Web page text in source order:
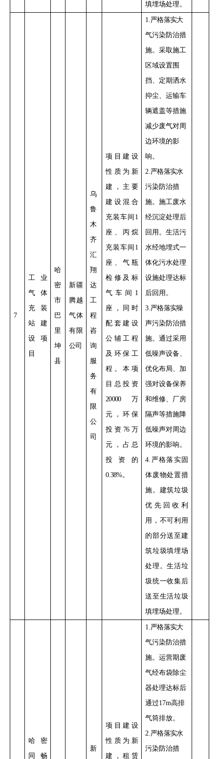
填埋场处理。
7
工业
气体
充装
站建
设项
目
哈
密
市
巴
里
坤
县
新疆
腾越
气体
有限
公司
乌
鲁
木
齐
汇
翔
达
工
程
咨
询
服
务
有
限
公
司
项目建设
性质 为新
建， 主要
建设混合
充装车间 1
座、丙烷
充装车间 1
座、气瓶
检修及标
气车间 1
座，同时
配套建设
公辅工程
及环保工
程。本项
目总投资
20000万
元，环保
投资 76万
元，占总
投资的
0.38%。
1.严格落实大
气污染防治措
施。采取施工
区域设置围
挡、定期洒水
抑尘、运输车
辆遮盖等措施
减少废气对周
边环境的影
响。
2.严格落实水
污染防治措
施。施工废水
经沉淀处理后
回用。生活污
水经地埋式一
体化污水处理
设施处理达标
后回用。
3.严格落实噪
声污染防治措
施。通过采用
低噪声设备、
优化布局、加
强对设备保养
和维修、厂房
隔声等措施降
低噪声对周边
环境的影响。
4. 严格落实 固
体废物处置措
施。建筑垃圾
优先 回收利
用， 不可利用
的部分送 至建
筑垃圾填埋场
处理 。生活垃
圾统一收集后
送 至生活垃圾
填埋场处理。
哈密
同畅
新
项目建设
性质 为新
建，租赁
1.严格落实大
气污染防治措
施。运营期废
气经布袋除尘
器处理达标后
通过17m高排
气筒排放。
2.严格落实水
污染防治措